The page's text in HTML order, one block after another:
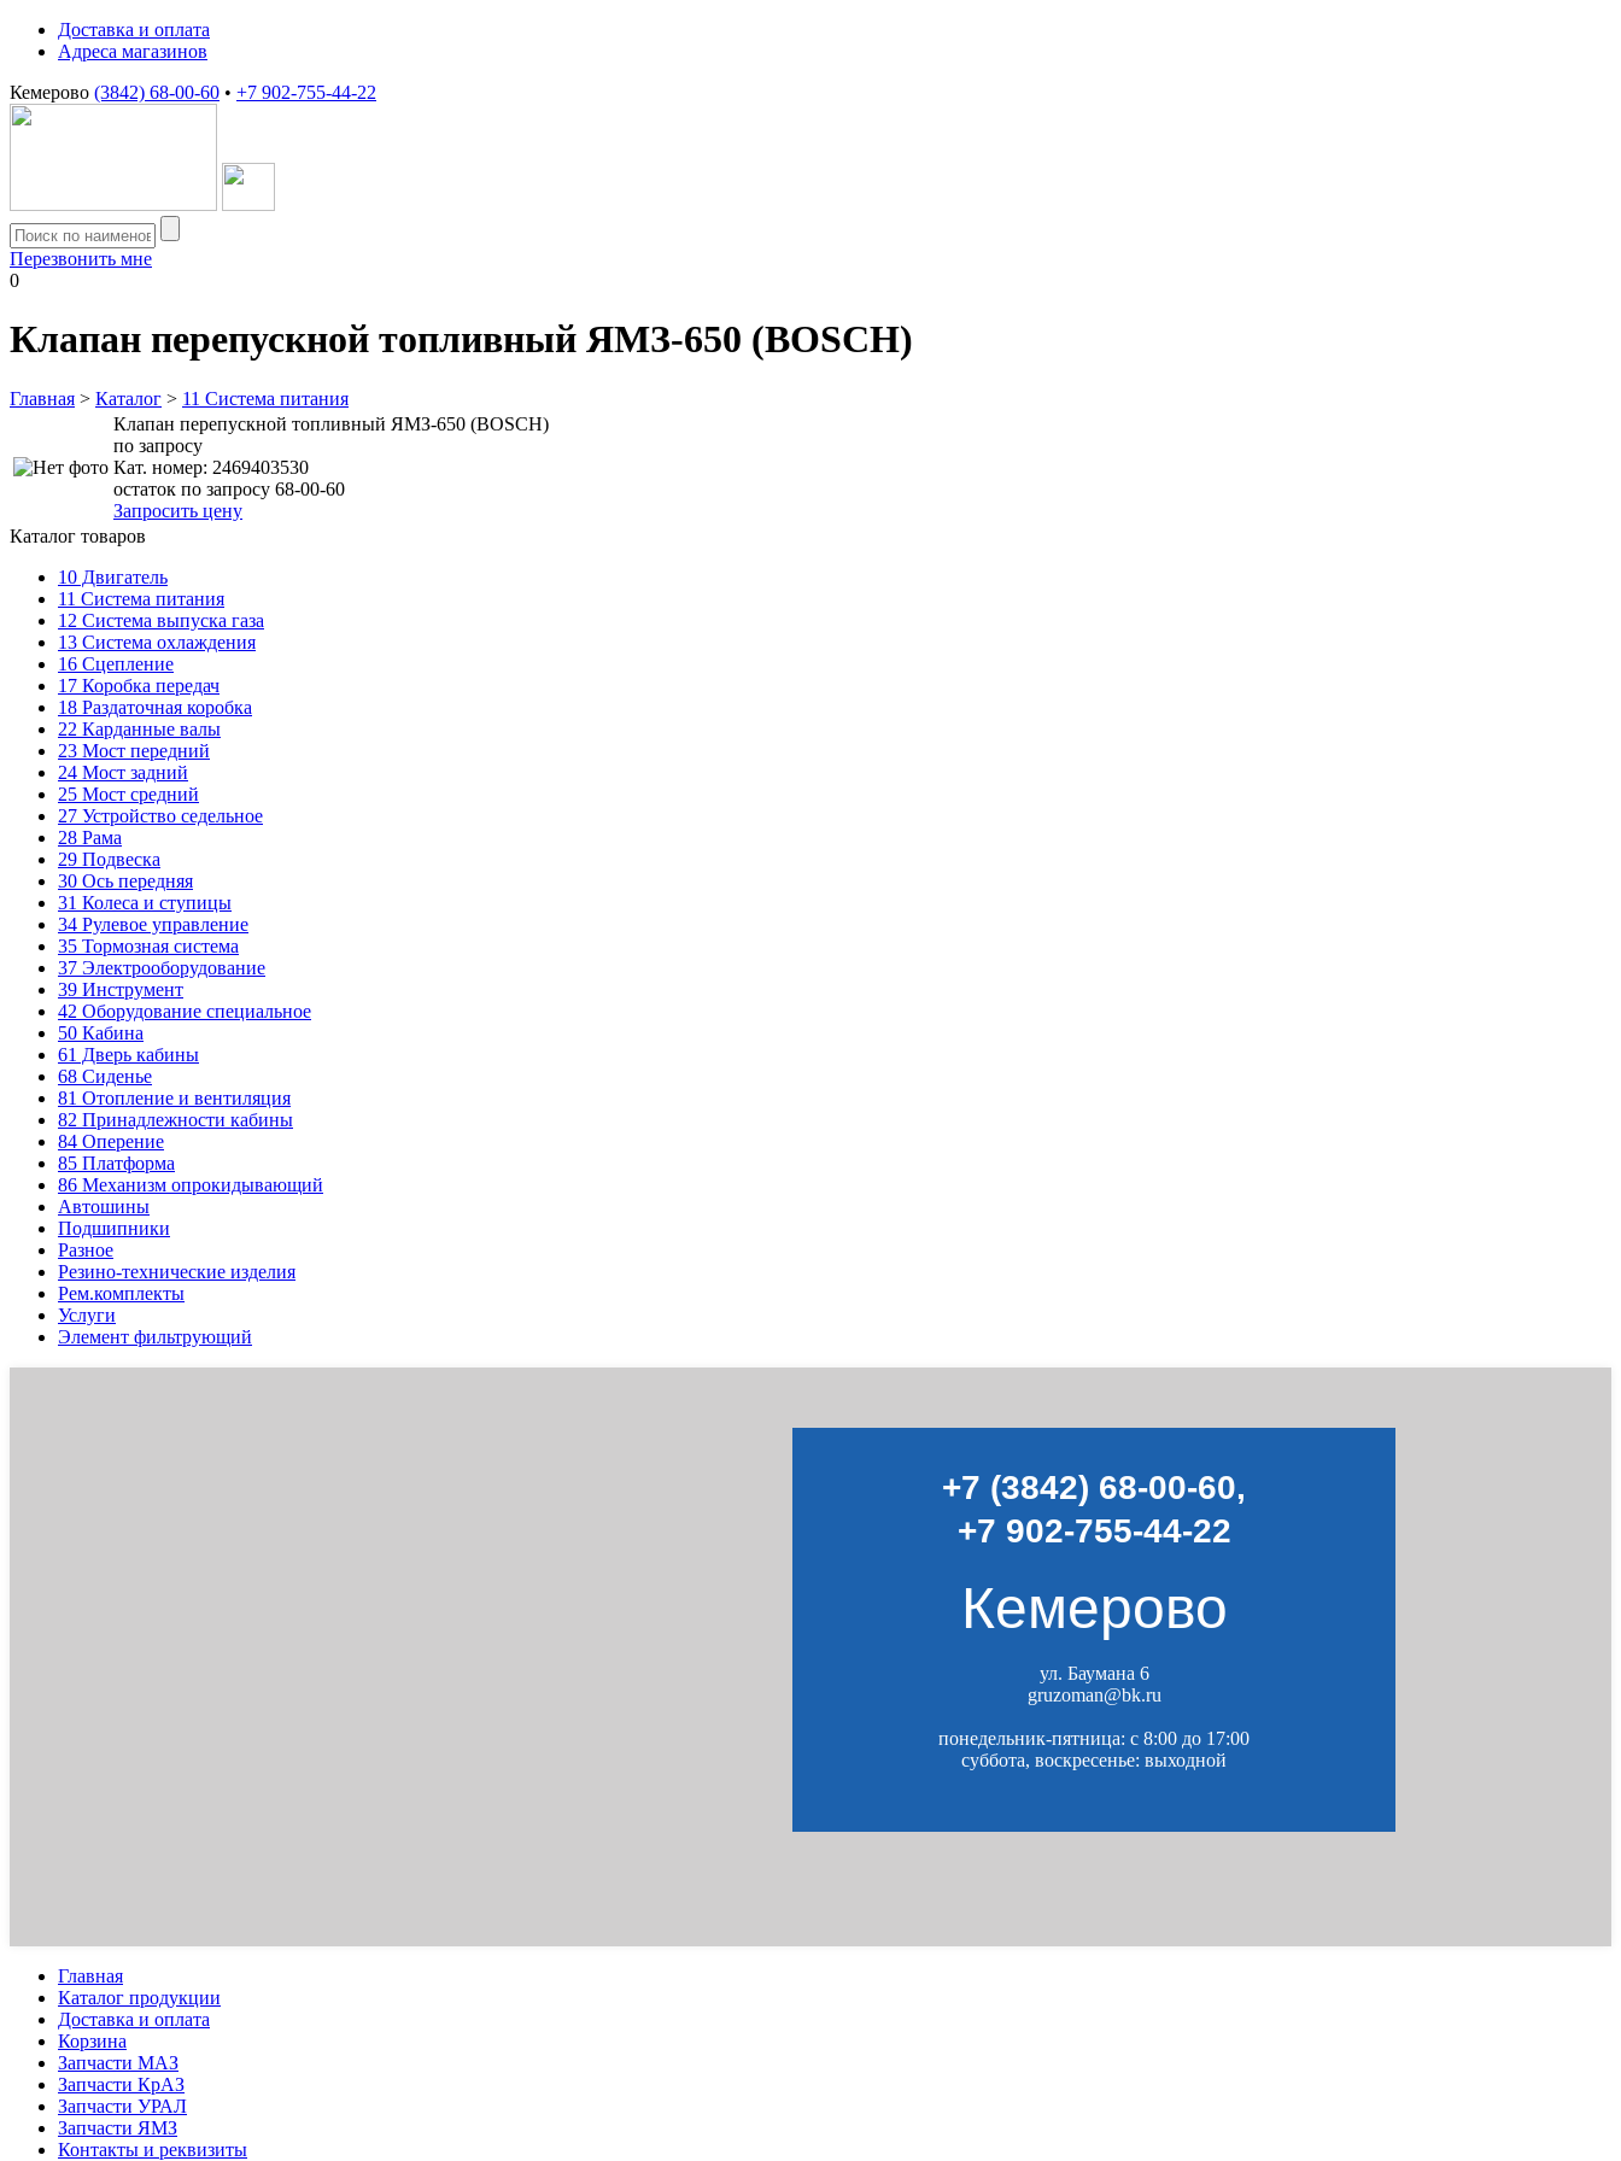
Доставка и оплата
Адреса магазинов
Кемерово (3842) 68-00-60 • +7 902-755-44-22
Перезвонить мне
0
Клапан перепускной топливный ЯМЗ-650 (BOSCH)
Главная > Каталог > 11 Система питания
Клапан перепускной топливный ЯМЗ-650 (BOSCH)
по запросу
Кат. номер: 2469403530
остаток по запросу 68-00-60
Запросить цену
Каталог товаров
10 Двигатель
11 Система питания
12 Система выпуска газа
13 Система охлаждения
16 Сцепление
17 Коробка передач
18 Раздаточная коробка
22 Карданные валы
23 Мост передний
24 Мост задний
25 Мост средний
27 Устройство седельное
28 Рама
29 Подвеска
30 Ось передняя
31 Колеса и ступицы
34 Рулевое управление
35 Тормозная система
37 Электрооборудование
39 Инструмент
42 Оборудование специальное
50 Кабина
61 Дверь кабины
68 Сиденье
81 Отопление и вентиляция
82 Принадлежности кабины
84 Оперение
85 Платформа
86 Механизм опрокидывающий
Автошины
Подшипники
Разное
Резино-технические изделия
Рем.комплекты
Услуги
Элемент фильтрующий
+7 (3842) 68-00-60,
+7 902-755-44-22
Кемерово
ул. Баумана 6
gruzoman@bk.ru
понедельник-пятница: c 8:00 до 17:00
суббота, воскресенье: выходной
Главная
Каталог продукции
Доставка и оплата
Корзина
Запчасти МАЗ
Запчасти КрАЗ
Запчасти УРАЛ
Запчасти ЯМЗ
Контакты и реквизиты